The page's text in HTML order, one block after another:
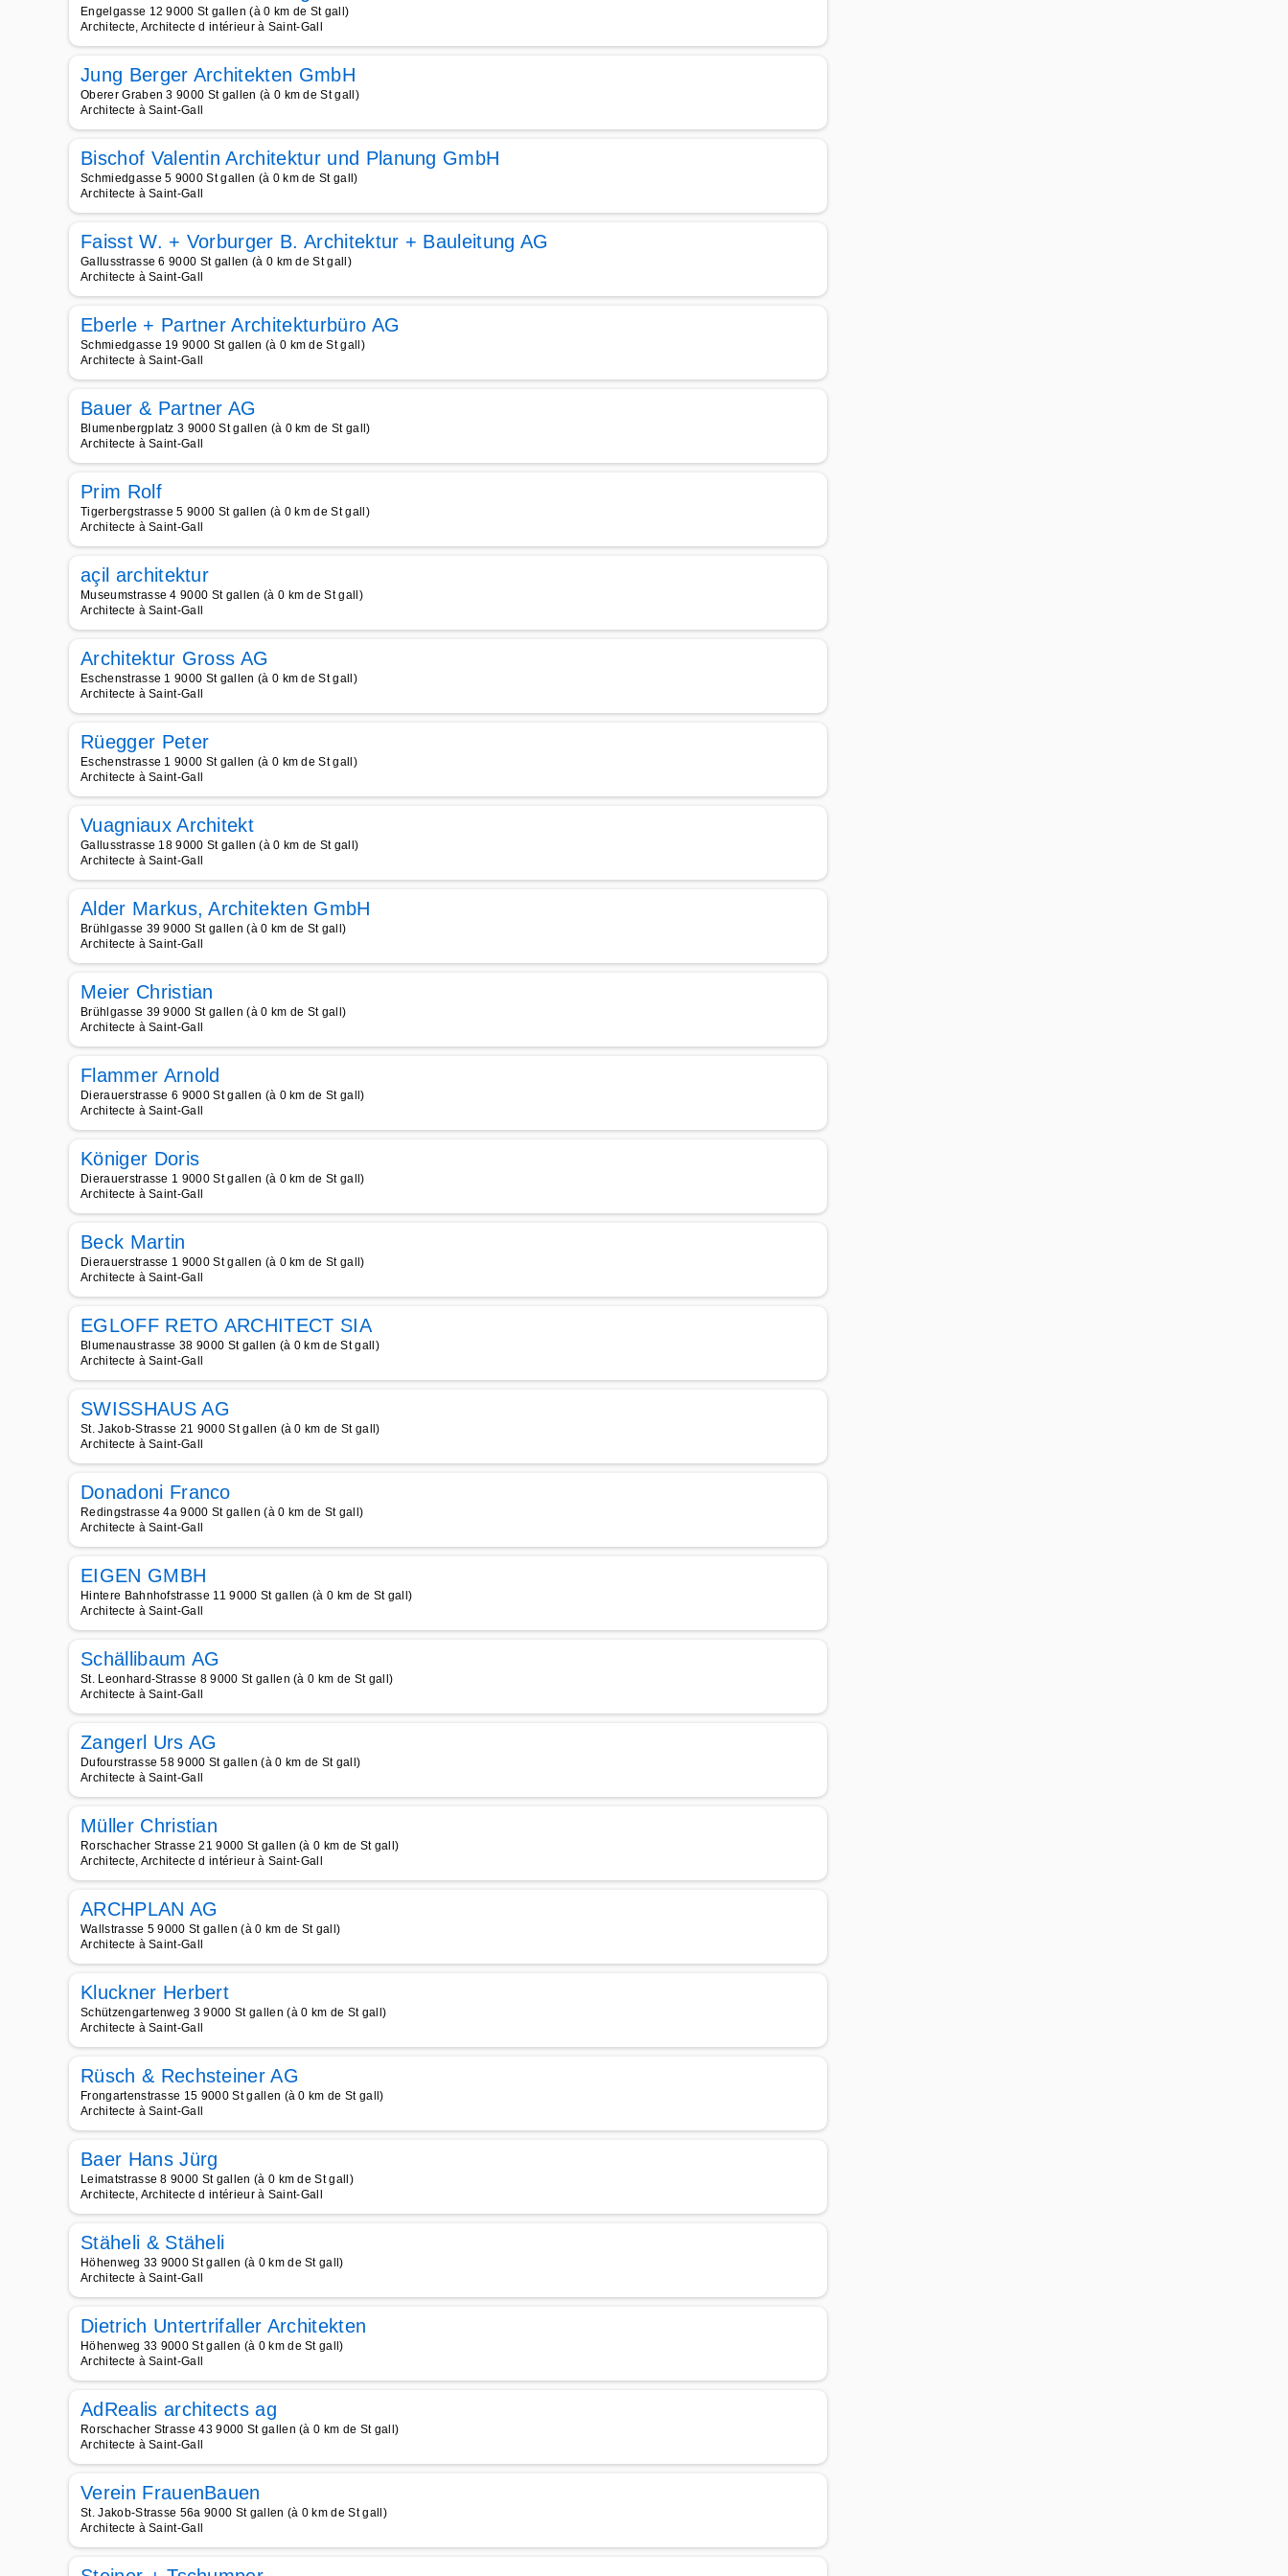
Engelgasse 12 9000 St gallen (à 0 km de St gall)
Architecte, Architecte d intérieur à Saint-Gall
Jung Berger Architekten GmbH
Oberer Graben 3 9000 St gallen (à 0 km de St gall)
Architecte à Saint-Gall
Bischof Valentin Architektur und Planung GmbH
Schmiedgasse 5 9000 St gallen (à 0 km de St gall)
Architecte à Saint-Gall
Faisst W. + Vorburger B. Architektur + Bauleitung AG
Gallusstrasse 6 9000 St gallen (à 0 km de St gall)
Architecte à Saint-Gall
Eberle + Partner Architekturbüro AG
Schmiedgasse 19 9000 St gallen (à 0 km de St gall)
Architecte à Saint-Gall
Bauer & Partner AG
Blumenbergplatz 3 9000 St gallen (à 0 km de St gall)
Architecte à Saint-Gall
Prim Rolf
Tigerbergstrasse 5 9000 St gallen (à 0 km de St gall)
Architecte à Saint-Gall
açil architektur
Museumstrasse 4 9000 St gallen (à 0 km de St gall)
Architecte à Saint-Gall
Architektur Gross AG
Eschenstrasse 1 9000 St gallen (à 0 km de St gall)
Architecte à Saint-Gall
Rüegger Peter
Eschenstrasse 1 9000 St gallen (à 0 km de St gall)
Architecte à Saint-Gall
Vuagniaux Architekt
Gallusstrasse 18 9000 St gallen (à 0 km de St gall)
Architecte à Saint-Gall
Alder Markus, Architekten GmbH
Brühlgasse 39 9000 St gallen (à 0 km de St gall)
Architecte à Saint-Gall
Meier Christian
Brühlgasse 39 9000 St gallen (à 0 km de St gall)
Architecte à Saint-Gall
Flammer Arnold
Dierauerstrasse 6 9000 St gallen (à 0 km de St gall)
Architecte à Saint-Gall
Königer Doris
Dierauerstrasse 1 9000 St gallen (à 0 km de St gall)
Architecte à Saint-Gall
Beck Martin
Dierauerstrasse 1 9000 St gallen (à 0 km de St gall)
Architecte à Saint-Gall
EGLOFF RETO ARCHITECT SIA
Blumenaustrasse 38 9000 St gallen (à 0 km de St gall)
Architecte à Saint-Gall
SWISSHAUS AG
St. Jakob-Strasse 21 9000 St gallen (à 0 km de St gall)
Architecte à Saint-Gall
Donadoni Franco
Redingstrasse 4a 9000 St gallen (à 0 km de St gall)
Architecte à Saint-Gall
EIGEN GMBH
Hintere Bahnhofstrasse 11 9000 St gallen (à 0 km de St gall)
Architecte à Saint-Gall
Schällibaum AG
St. Leonhard-Strasse 8 9000 St gallen (à 0 km de St gall)
Architecte à Saint-Gall
Zangerl Urs AG
Dufourstrasse 58 9000 St gallen (à 0 km de St gall)
Architecte à Saint-Gall
Müller Christian
Rorschacher Strasse 21 9000 St gallen (à 0 km de St gall)
Architecte, Architecte d intérieur à Saint-Gall
ARCHPLAN AG
Wallstrasse 5 9000 St gallen (à 0 km de St gall)
Architecte à Saint-Gall
Kluckner Herbert
Schützengartenweg 3 9000 St gallen (à 0 km de St gall)
Architecte à Saint-Gall
Rüsch & Rechsteiner AG
Frongartenstrasse 15 9000 St gallen (à 0 km de St gall)
Architecte à Saint-Gall
Baer Hans Jürg
Leimatstrasse 8 9000 St gallen (à 0 km de St gall)
Architecte, Architecte d intérieur à Saint-Gall
Stäheli & Stäheli
Höhenweg 33 9000 St gallen (à 0 km de St gall)
Architecte à Saint-Gall
Dietrich Untertrifaller Architekten
Höhenweg 33 9000 St gallen (à 0 km de St gall)
Architecte à Saint-Gall
AdRealis architects ag
Rorschacher Strasse 43 9000 St gallen (à 0 km de St gall)
Architecte à Saint-Gall
Verein FrauenBauen
St. Jakob-Strasse 56a 9000 St gallen (à 0 km de St gall)
Architecte à Saint-Gall